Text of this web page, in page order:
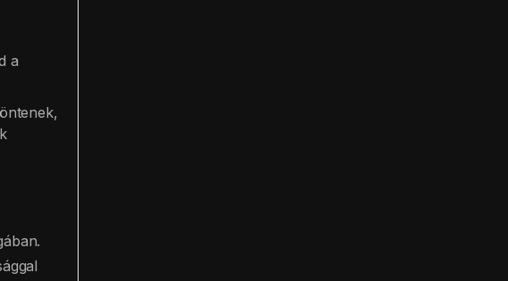
a